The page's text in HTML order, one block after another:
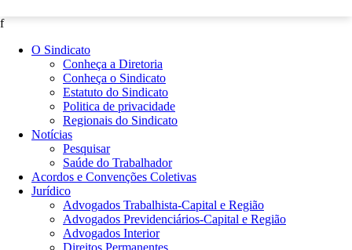
f
O Sindicato
Conheça a Diretoria
Conheça o Sindicato
Estatuto do Sindicato
Politica de privacidade
Regionais do Sindicato
Notícias
Pesquisar
Saúde do Trabalhador
Acordos e Convenções Coletivas
Jurídico
Advogados Trabalhista-Capital e Região
Advogados Previdenciários-Capital e Região
Advogados Interior
Direitos Permanentes